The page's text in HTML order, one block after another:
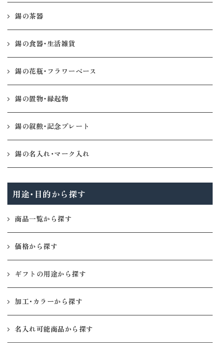
錫の茶器
錫の食器・生活雑貨
錫の花瓶・フラワーベース
錫の置物・縁起物
錫の叙勲・記念プレート
錫の名入れ・マーク入れ
用途・目的から探す
商品一覧から探す
価格から探す
ギフトの用途から探す
加工・カラーから探す
名入れ可能商品から探す